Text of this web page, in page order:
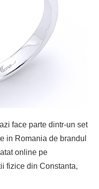
face parte dintr-un set
in Romania de brandul
online pe
fizice din Constanta,